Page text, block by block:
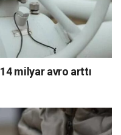
milyar avro arttı